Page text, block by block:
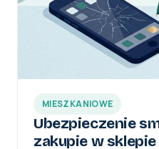
MIESZKANIOWE
Ubezpieczenie
zakupie w